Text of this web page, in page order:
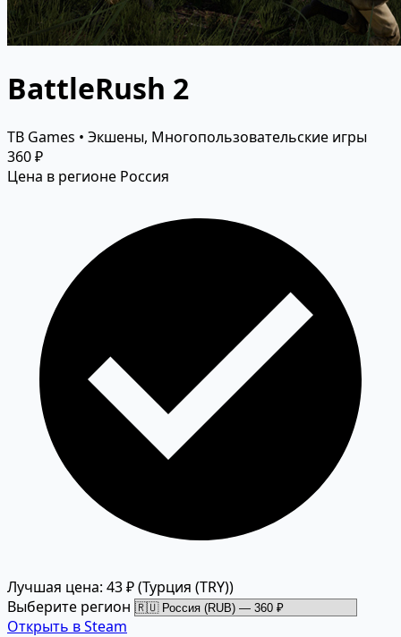
BattleRush 2
TB Games • Экшены, Многопользовательские игры
360 ₽
Цена в регионе Россия
Лучшая цена: 43 ₽(Турция (TRY))
Выберите регион
Открыть в Steam